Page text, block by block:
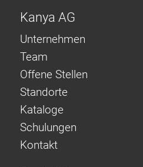
Kanya AG
Unternehmen
Team
Offene Stellen
Standorte
Kataloge
Schulungen
Kontakt